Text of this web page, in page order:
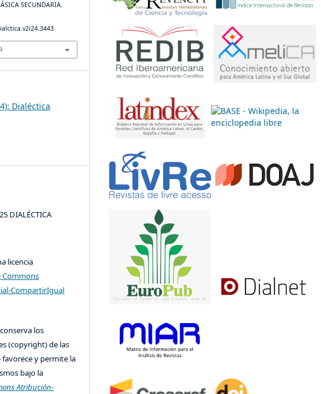
SECUNDARIA.
Dialéctica
DIALÉCTICA
licencia
Commons
CompartirIgual
conserva los
(copyright) de las
y permite la
bajo la
Atribución-